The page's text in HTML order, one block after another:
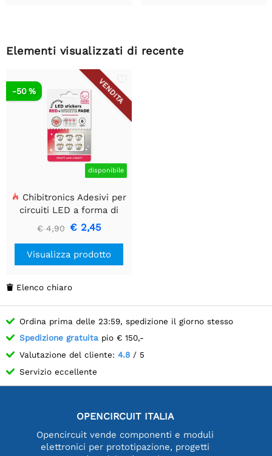
Elementi visualizzati di recente
VENDITA
disponibile
-50 %
Chibitronics Adesivi per
circuiti LED a forma di
cuore bianco (6 adesivi)
€ 4,90 € 2,45
Visualizza prodotto
 Elenco chiaro
Ordina prima delle 23:59, spedizione il giorno stesso
Spedizione gratuita pio € 150,-
Valutazione del cliente: 4.8 / 5
Servizio eccellente
OPENCIRCUIT ITALIA
Opencircuit vende componenti e moduli
elettronici per prototipazione, progetti